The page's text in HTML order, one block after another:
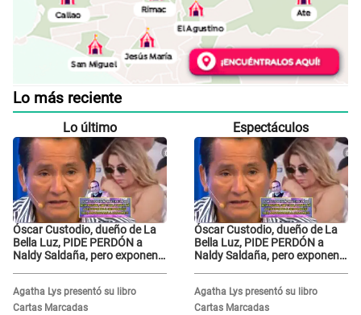
Lo más reciente
Lo último
Óscar Custodio, dueño de La
Bella Luz, PIDE PERDÓN a
Naldy Saldaña, pero exponen
grabar"
Agatha Lys presentó su libro
Cartas Marcadas
Espectáculos
Óscar Custodio, dueño de La
Bella Luz, PIDE PERDÓN a
Naldy Saldaña, pero exponen
grabar"
Agatha Lys presentó su libro
Cartas Marcadas